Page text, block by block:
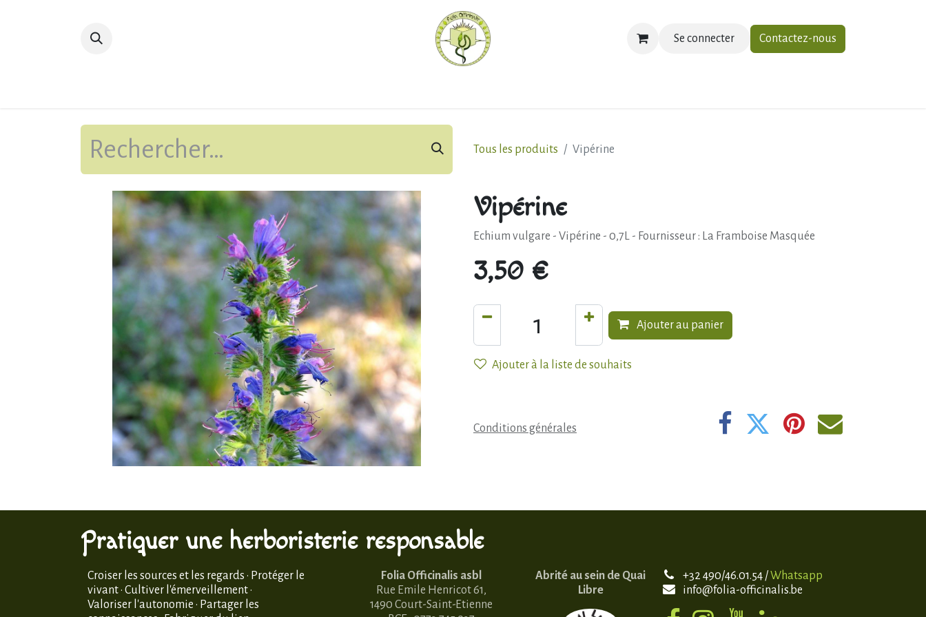
Se connecter Contactez-nous
Tous les produits Vipérine
Vipérine
Echium vulgare - Vipérine - 0,7L - Fournisseur : La Framboise Masquée
3,50 €
Ajouter au panier
Ajouter à la liste de souhaits
Conditions générales
Pratiquer une herboristerie responsable
Croiser les sources et les regards · Protéger le
vivant · Cultiver l'émerveillement ·
Valoriser l'autonomie · Partager les
Folia Officinalis asbl
Rue Emile Henricot 61,
1490 Court-Saint-Etienne
+32 490/46.01.54 /Whatsapp
info@folia-officinalis.be
Abrité au sein de Quai
Libre